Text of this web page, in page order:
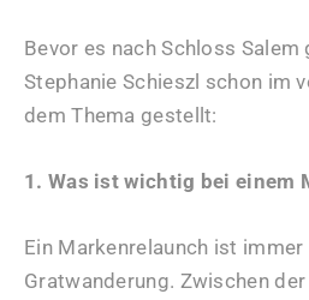
Bevor es nach Schloss Salem
Stephanie Schieszl schon im
dem Thema gestellt:
1. Was ist wichtig bei einem
Ein Markenrelaunch ist immer
Gratwanderung. Zwischen